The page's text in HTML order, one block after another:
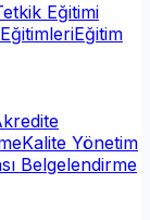
Eğitimi
Eğitim
Kalite Yönetim
Belgelendirme